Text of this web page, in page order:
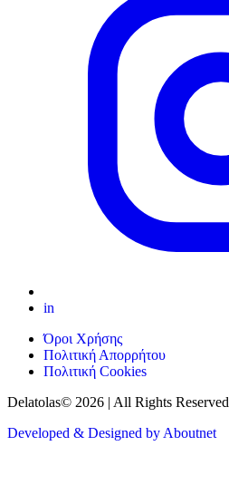
in
Όροι Χρήσης
Πολιτική Απορρήτου
Πολιτική Cookies
Delatolas© 2026 | All Rights Reserved
Developed & Designed by Aboutnet